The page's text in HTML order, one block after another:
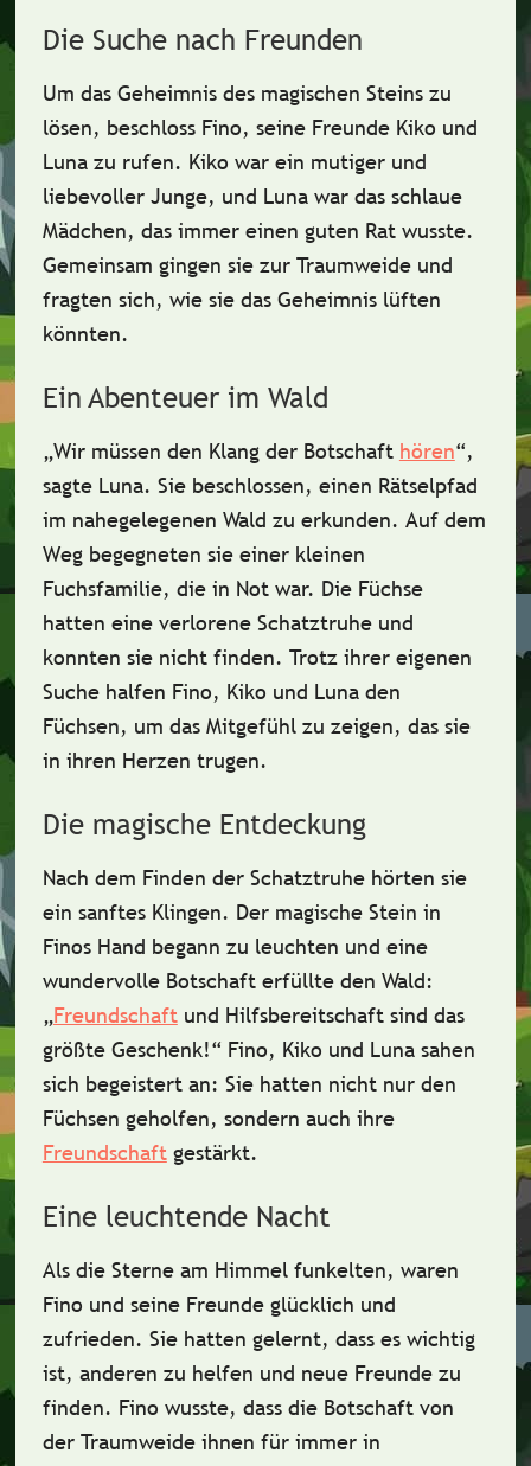
Die Suche nach Freunden
Um das Geheimnis des magischen Steins zu
lösen, beschloss Fino, seine Freunde Kiko und
Lunazu rufen. Kiko war ein mutigerund
liebevollerJunge, und Luna war das schlaue
Mädchen, das immer einen guten Rat wusste.
Gemeinsam gingen sie zur Traumweide und
fragten sich, wie sie das Geheimnis lüften
könnten.
Ein Abenteuer im Wald
„Wir müssen den Klang der Botschaft hören“,
sagte Luna. Sie beschlossen, einen Rätselpfad
im nahegelegenen Wald zu erkunden. Auf dem
Weg begegneten sie einer kleinen
Fuchsfamilie, die in Not war. Die Füchse
hatten eine verlorene Schatztruheund
konnten sie nicht finden. Trotz ihrer eigenen
Suche halfen Fino, Kiko und Luna den
Füchsen, um das Mitgefühlzu zeigen, das sie
in ihren Herzen trugen.
Die magische Entdeckung
Nach dem Finden der Schatztruhe hörten sie
ein sanftes Klingen. Der magische Stein in
Finos Hand begann zu leuchten und eine
wundervolle Botschafterfüllte den Wald:
„Freundschaftund Hilfsbereitschaft sind das
größte Geschenk!“ Fino, Kiko und Luna sahen
sich begeistert an: Sie hatten nicht nur den
Füchsen geholfen, sondern auch ihre
Freundschaftgestärkt.
Eine leuchtende Nacht
Als die Sterne am Himmel funkelten, waren
Fino und seine Freunde glücklich und
zufrieden. Sie hatten gelernt, dass es wichtig
ist, anderen zu helfen und neue Freunde zu
finden. Fino wusste, dass die Botschaft von
der Traumweide ihnen für immer in